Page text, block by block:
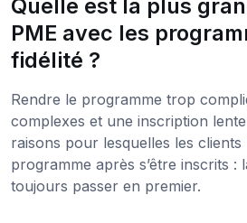
Quelle est la plus
PME avec les
fidélité ?
Rendre le programme trop
complexes et une inscription
raisons pour lesquelles les clients
programme après s’être inscrits :
toujours passer en premier.